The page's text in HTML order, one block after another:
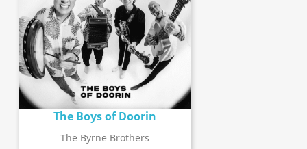
The Boys of Doorin
The Byrne Brothers